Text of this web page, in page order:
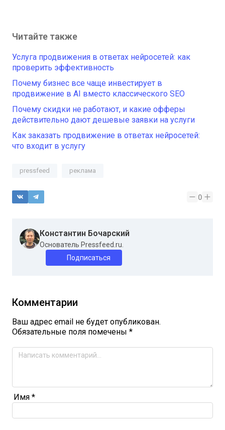
Читайте также
Услуга продвижения в ответах нейросетей: как
проверить эффективность
Почему бизнес все чаще инвестирует в
продвижение в AI вместо классического SEO
Почему скидки не работают, и какие офферы
действительно дают дешевые заявки на услуги
Как заказать продвижение в ответах нейросетей:
что входит в услугу
pressfeed реклама
0
Константин Бочарский
Основатель Pressfeed.ru.
Подписаться
Комментарии
Ваш адрес email не будет опубликован.
Обязательные поля помечены *
Имя *